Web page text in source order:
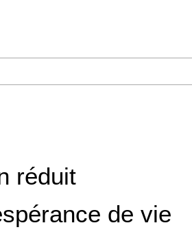
réduit
de vie